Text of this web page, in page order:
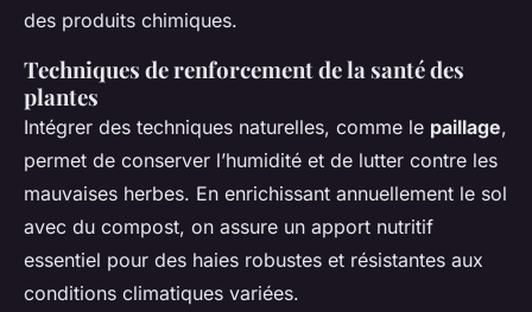
des produits chimiques.
Techniques de renforcement de la santé des
plantes
Intégrer des techniques naturelles, comme le paillage,
permet de conserver l’humidité et de lutter contre les
mauvaises herbes. En enrichissant annuellement le sol
avec du compost, on assure un apport nutritif
essentiel pour des haies robustes et résistantes aux
conditions climatiques variées.